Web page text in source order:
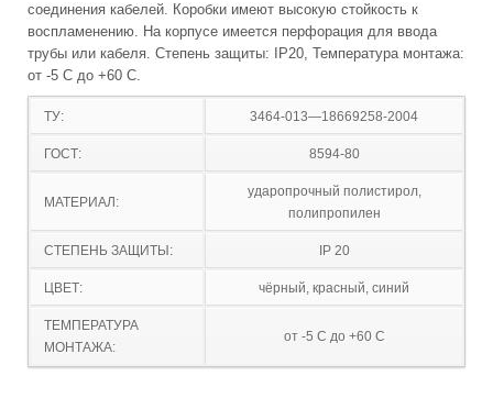
соединения кабелей. Коробки имеют высокую стойкость к
воспламенению. На корпусе имеется перфорация для ввода
трубы или кабеля. Степень защиты: IP20, Температура монтажа:
от -5 С до +60 С.
ТУ: 3464-013—18669258-2004
ГОСТ: 8594-80
МАТЕРИАЛ:
ударопрочный полистирол,
полипропилен
СТЕПЕНЬ ЗАЩИТЫ: IP 20
ЦВЕТ: чёрный, красный, синий
ТЕМПЕРАТУРА
МОНТАЖА:
от -5 С до +60 С